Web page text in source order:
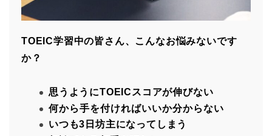
TOEIC学習中の皆さん、こんなお悩みないです
か？
思うようにTOEICスコアが伸びない
何から手を付ければいいか分からない
いつも3日坊主になってしまう